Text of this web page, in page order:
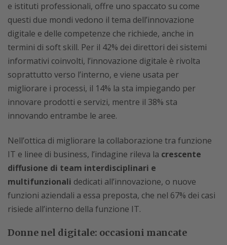
e istituti professionali, offre uno spaccato su come
questi due mondi vedono il tema dell’innovazione
digitale e delle competenze che richiede, anche in
termini di soft skill. Per il 42% dei direttori dei sistemi
informativi coinvolti, l’innovazione digitale è rivolta
soprattutto verso l’interno, e viene usata per
migliorare i processi, il 14% la sta impiegando per
innovare prodotti e servizi, mentre il 38% sta
innovando entrambe le aree.
Nell’ottica di migliorare la collaborazione tra funzione
IT e linee di business, l’indagine rileva la crescente
diffusione di team interdisciplinari e
multifunzionali dedicati all’innovazione, o nuove
funzioni aziendali a essa preposta, che nel 67% dei casi
risiede all’interno della funzione IT.
Donne nel digitale: occasioni mancate